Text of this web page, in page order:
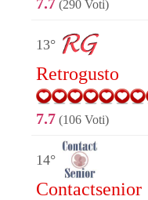
(290 Voti)
13°
Retrogusto
7.7 (106 Voti)
14°
Contactsenior